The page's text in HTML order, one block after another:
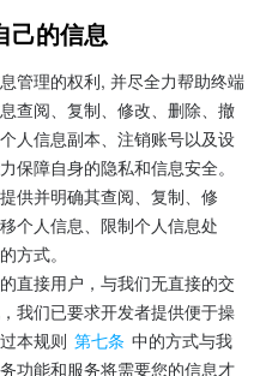
己的信息
管理的权利, 并尽全力帮助终端
查阅、复制、修改、删除、撤
人信息副本、注销账号以及设
保障自身的隐私和信息安全。
供并明确其查阅、复制、修
个人信息、限制个人信息处
方式。
直接用户，与我们无直接的交
我们已要求开发者提供便于操
本规则 第七条 中的方式与我
功能和服务将需要您的信息才